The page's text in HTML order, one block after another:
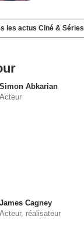
les actus Ciné & Séries
Simon Abkarian
Acteur
James Cagney
Acteur, réalisateur